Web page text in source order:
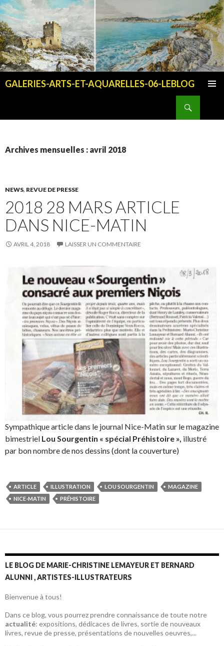
GALERIES-ARTS-ET-AQUARELLES-06-LEBLOG
Archives mensuelles : avril 2018
NEWS, REVUE DE PRESSE
2018 28 MARS ARTICLE
DANS NICE-MATIN
AVRIL 4, 2018 LAISSER UN COMMENTAIRE
Sympathique article dans le journal Nice-Matin sur le magazine
bimestriel Lou Sourgentin « spécial Préhistoire », illustré
par bon nombre de nos dessins (dont la couverture)
ARTICLE ILLUSTRATION LOU SOURGENTIN
MAGAZINE
NICE-MATIN
PRÉHISTOIRE
LE BLOG DE MARIE-CHRISTINE LEMAYEUR ET BERNARD
ALUNNI , ARTISTES-ILLUSTRATEURS
Bienvenue à tous!
Dans ce blog, vous pourrez prendre connaissance de toute notre
actualité: expositions, dédicaces de livres, sortie de nouveaux
livres, revue de presse, présentations de nouvelles oeuvres,...